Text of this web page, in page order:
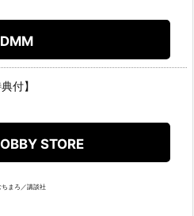
DMM
付】
STORE
まろ／講談社